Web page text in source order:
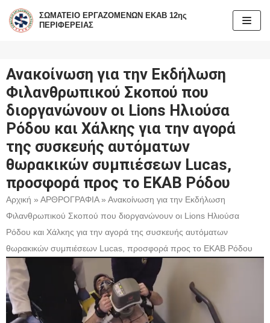
Μεταπηδήστε
περιεχόμενο
ΣΩΜΑΤΕΙΟ ΕΡΓΑΖΟΜΕΝΩΝ ΕΚΑΒ 12ης
ΠΕΡΙΦΕΡΕΙΑΣ
Ανακοίνωση για την Εκδήλωση
Φιλανθρωπικού Σκοπού που
διοργανώνουν οι Lions Ηλιούσα
Ρόδου και Χάλκης για την αγορά
της συσκευής αυτόματων
θωρακικών συμπιέσεων Lucas,
προσφορά προς το ΕΚΑΒ Ρόδου
Αρχική » ΑΡΘΡΟΓΡΑΦΙΑ» Ανακοίνωση για την Εκδήλωση
Φιλανθρωπικού Σκοπού που διοργανώνουν οι Lions Ηλιούσα
Ρόδου και Χάλκης για την αγορά της συσκευής αυτόματων
θωρακικών συμπιέσεων Lucas, προσφορά προς το ΕΚΑΒ Ρόδου